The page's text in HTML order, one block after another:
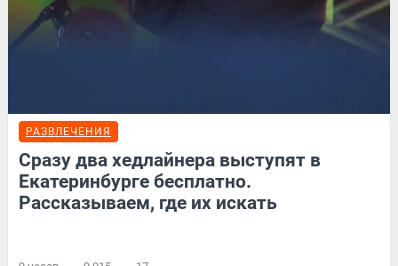
РАЗВЛЕЧЕНИЯ
Сразу два хедлайнера выступят в
Екатеринбурге бесплатно.
Рассказываем, где их искать